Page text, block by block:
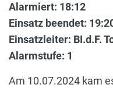
Alarmiert: 18:12
Einsatz beendet:
Einsatzleiter: BI.d.F.
Alarmstufe: 1
Am 10.07.2024 kam